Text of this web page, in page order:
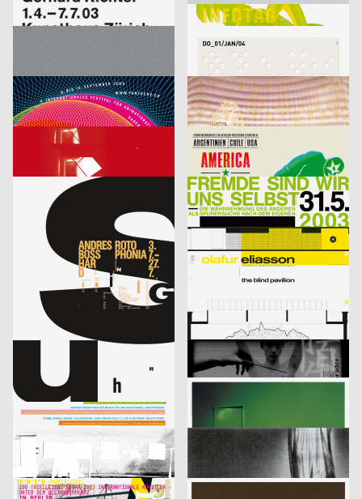
Richter
Infotag
labor b – Netzwerk für Gestaltung D
2003
Focus Award 2003 – Ausschreibung
designliga
2003
Veranstaltungsplakat Sylvester
Bringolf Irion Vögeli CH
2003
Fantoche 03
Sascha Brossmann, Heike Grebin, Matthias Hübner, Johanna Leuner D
2003
Von Fall zu Fall: lust.nl
blotto design tarzanundjane
America, Amerikkka
cyan (Daniela Haufe + Detlef Fiedler) D
2003
fremde sind wir uns selbst – ein interreligiöser dialog
cyan (Daniela Haufe + Detlef Fiedler) D
2003
20 Jahre Freunde guter Musik
cyan (Daniela Haufe + Detlef Fiedler) D
2003
cyan (Daniela Haufe + Detlef Fiedler) D
2003
better days
blotto design
2003
hesign D
2003
An Estranged Paradise
lmn
Musica Viva Konzert 26.02.2003
Marion Blomeyer
2003
Gedächtnisbilder
Fons Hickmann m23 D
2003
Die Toten
HardCase Design D
2003